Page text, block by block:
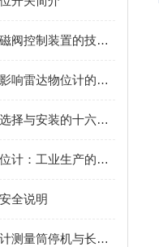
探索智能电磁阀控制装置的技术优势与应用前景
哪些情况会影响雷达物位计的信号？
电磁流量计选择与安装的十六条法则
磁敏双色液位计：工业生产的安全屏障与效率引擎
全说明
电接点水位计测量筒停机与长期停用